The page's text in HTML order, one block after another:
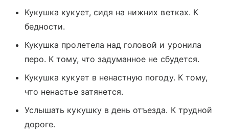
Кукушка кукует, сидя на нижних ветках. К
бедности.
Кукушка пролетела над головой и уронила
перо. К тому, что задуманное не сбудется.
Кукушка кукует в ненастную погоду. К тому,
что ненастье затянется.
Услышать кукушку в день отъезда. К трудной
дороге.